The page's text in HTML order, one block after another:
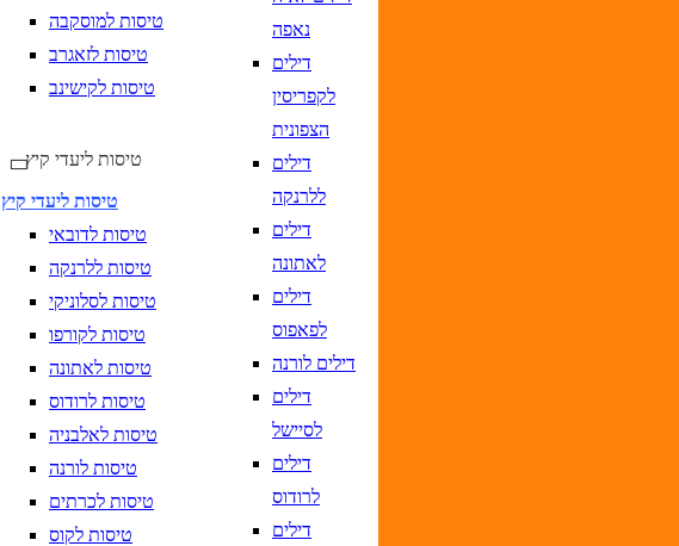
טיסות למוסקבה
טיסות לזאגרב
טיסות לקישינב
טיסות ליעדי קיץ
טיסות ליעדי קיץ
טיסות לדובאי
טיסות ללרנקה
טיסות לסלוניקי
טיסות לקורפו
טיסות לאתונה
טיסות לרודוס
טיסות לאלבניה
טיסות לורנה
טיסות לכרתים
טיסות לקוס
נאפה
דילים
לקפריסין
הצפונית
דילים
ללרנקה
דילים
לאתונה
דילים
לפאפוס
דילים לורנה
דילים
לסיישל
דילים
לרודוס
דילים